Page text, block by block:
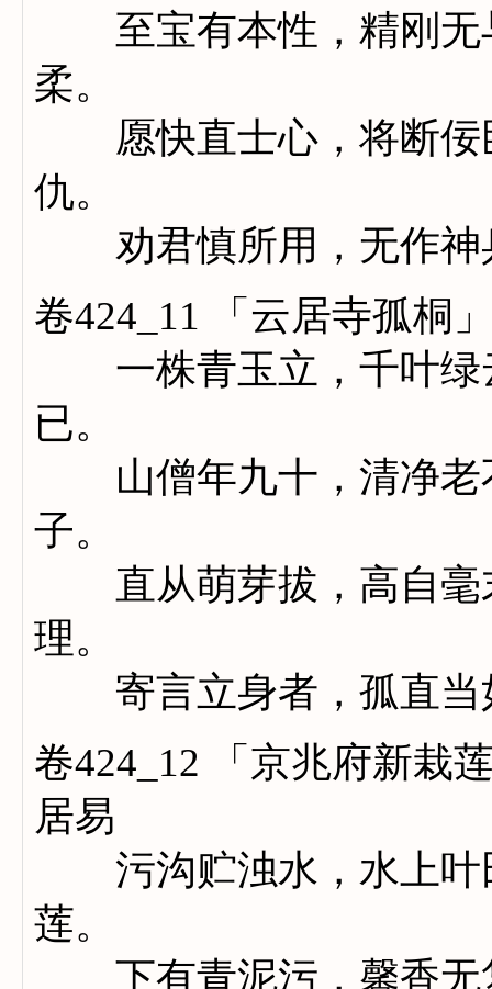
至宝有本性，精刚无
柔。
愿快直士心，将断佞
仇。
劝君慎所用，无作神
卷424_11 「云居寺孤桐
一株青玉立，千叶绿
已。
山僧年九十，清净老
子。
直从萌芽拔，高自毫
理。
寄言立身者，孤直当
卷424_12 「京兆府新栽
居易
污沟贮浊水，水上叶
莲。
下有青泥污，馨香无